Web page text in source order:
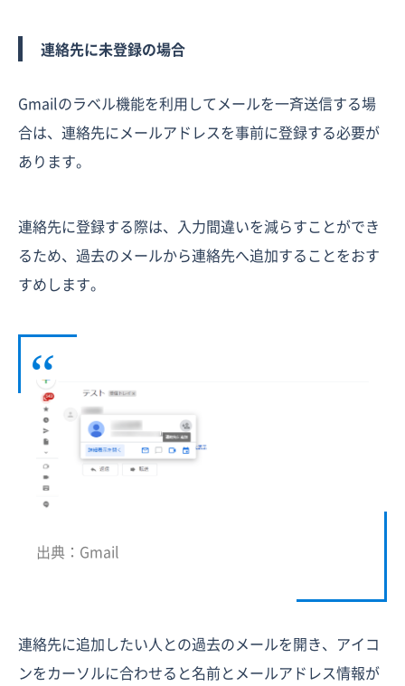
連絡先に未登録の場合
Gmailのラベル機能を利用してメールを一斉送信する場
合は、連絡先にメールアドレスを事前に登録する必要が
あります。
連絡先に登録する際は、入力間違いを減らすことができ
るため、過去のメールから連絡先へ追加することをおす
すめします。
出典：Gmail
連絡先に追加したい人との過去のメールを開き、アイコ
ンをカーソルに合わせると名前とメールアドレス情報が